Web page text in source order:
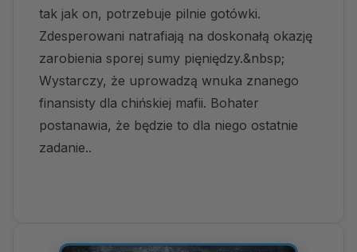
tak jak on, potrzebuje pilnie gotówki.
Zdesperowani natrafiają na doskonałą okazję
zarobienia sporej sumy pięniędzy.&nbsp;
Wystarczy, że uprowadzą wnuka znanego
finansisty dla chińskiej mafii. Bohater
postanawia, że będzie to dla niego ostatnie
zadanie..